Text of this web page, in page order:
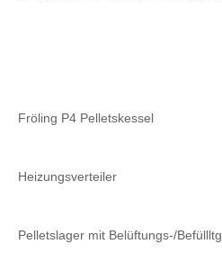
Fröling P4 Pelletskessel
Heizungsverteiler
Pelletslager mit Belüftungs-/Befüllltg.